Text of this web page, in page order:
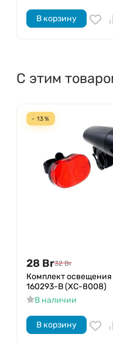
В корзину
С этим
- 13%
28 Br32 Br
Комплект освещения
160293-B (XC-8008)
В наличии
В корзину